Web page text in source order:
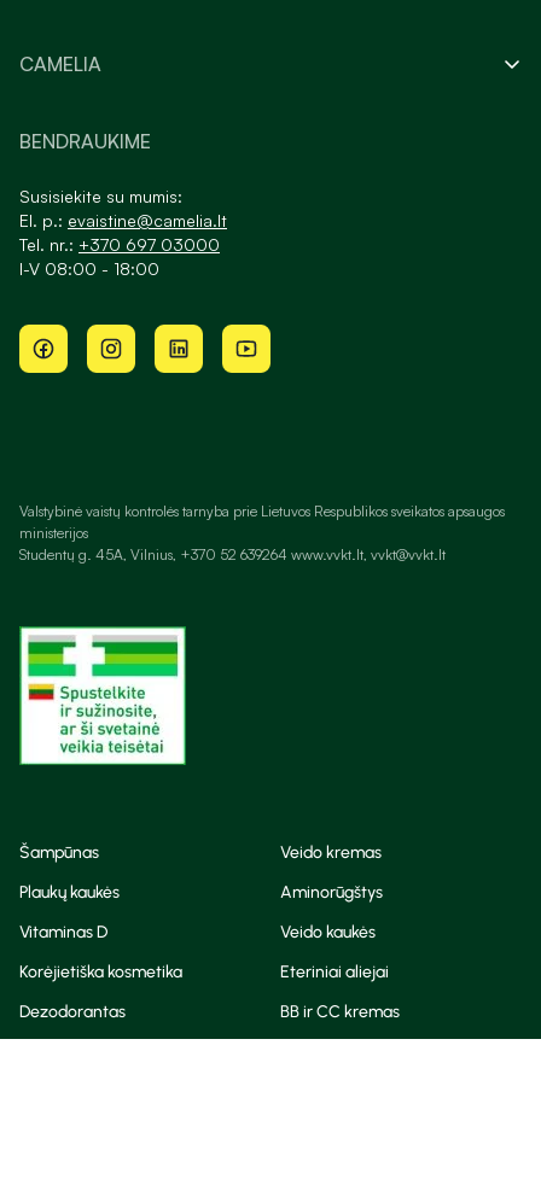
CAMELIA
BENDRAUKIME
Susisiekite su mumis:
El. p.: evaistine@camelia.lt
Tel. nr.: +370 697 03000
I-V 08:00 - 18:00
Valstybinė vaistų kontrolės tarnyba prie Lietuvos Respublikos sveikatos apsaugos
ministerijos
Studentų g. 45A, Vilnius, +370 52 639264 www.vvkt.lt, vvkt@vvkt.lt
Šampūnas
Veido kremas
Plaukų kaukės
Aminorūgštys
Vitaminas D
Veido kaukės
Korėjietiška kosmetika
Eteriniai aliejai
Dezodorantas
BB ir CC kremas